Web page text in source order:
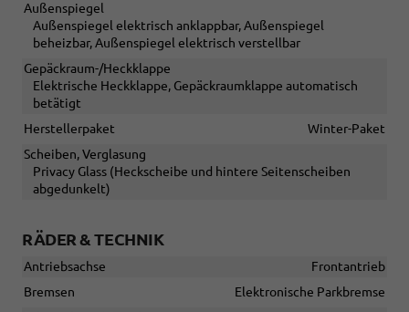
Außenspiegel
Außenspiegel elektrisch anklappbar, Außenspiegel
beheizbar, Außenspiegel elektrisch verstellbar
Gepäckraum-/Heckklappe
Elektrische Heckklappe, Gepäckraumklappe automatisch
betätigt
Herstellerpaket
Winter-Paket
Scheiben, Verglasung
Privacy Glass (Heckscheibe und hintere Seitenscheiben
abgedunkelt)
RÄDER & TECHNIK
Antriebsachse
Frontantrieb
Bremsen
Elektronische Parkbremse